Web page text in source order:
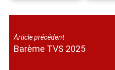
Article précédent
Barème TVS 2025